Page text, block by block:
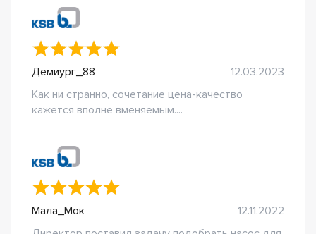
Демиург_88
12.03.2023
Как ни странно, сочетание цена-качество
кажется вполне вменяемым....
Мала_Мок
12.11.2022